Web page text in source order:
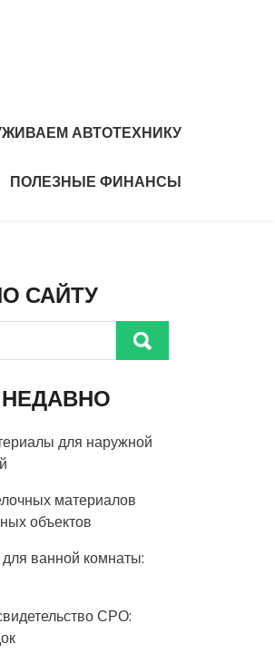
АВТОТЕХНИКУ
ПОЛЕЗНЫЕ ФИНАНСЫ
САЙТУ
для наружной
материалов
объектов
ванной комнаты:
СРО: